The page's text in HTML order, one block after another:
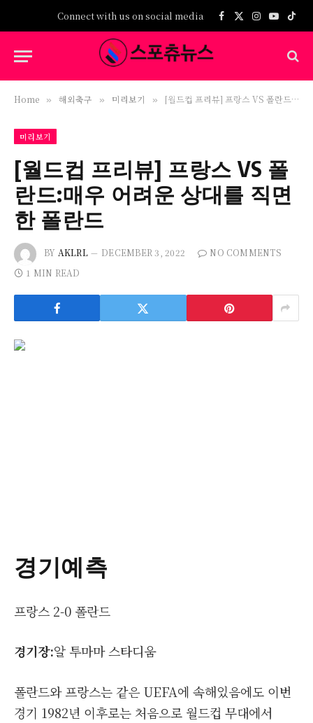
Connect with us on social media Facebook
X
Instagram
Home » 해외축구 » 미리보기 » [월드컵 프리뷰] 프랑스 VS 폴란드:매우 어려운 상대를 직면한 폴란드
미리보기
[월드컵 프리뷰] 프랑스 VS 폴
란드:매우 어려운 상대를 직면
한 폴란드
BY AKLRL DECEMBER 3, 2022
NO COMMENTS
1 MIN READ
경기예측
프랑스 2-0 폴란드
경기장:알 투마마 스타디움
폴란드와 프랑스는 같은 UEFA에 속해있음에도 이번
경기 1982년 이후로는 처음으로 월드컵 무대에서